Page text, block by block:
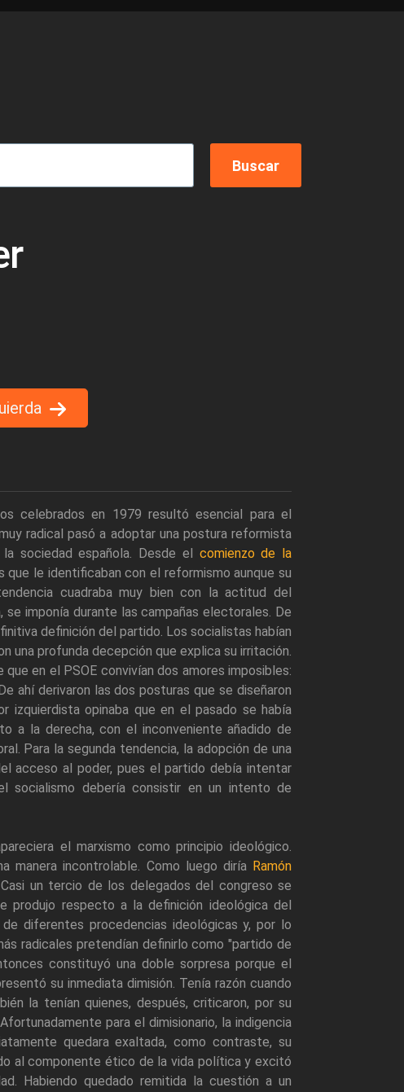
celebrados en 1979 resultó esencial para el
radical pasó a adoptar una postura reformista
sociedad española. Desde el comienzo de la
le identificaban con el reformismo aunque su
cuadraba muy bien con la actitud del
se imponía durante las campañas electorales. De
definición del partido. Los socialistas habían
una profunda decepción que explica su irritación.
en el PSOE convivían dos amores imposibles:
ahí derivaron las dos posturas que se diseñaron
opinaba que en el pasado se había
a la derecha, con el inconveniente añadido de
Para la segunda tendencia, la adopción de una
acceso al poder, pues el partido debía intentar
socialismo debería consistir en un intento de
el marxismo como principio ideológico.
manera incontrolable. Como luego diría Ramón
un tercio de los delegados del congreso se
produjo respecto a la definición ideológica del
diferentes procedencias ideológicas y, por lo
radicales pretendían definirlo como "partido de
constituyó una doble sorpresa porque el
su inmediata dimisión. Tenía razón cuando
la tenían quienes, después, criticaron, por su
para el dimisionario, la indigencia
quedara exaltada, como contraste, su
al componente ético de la vida política y excitó
Habiendo quedado remitida la cuestión a un